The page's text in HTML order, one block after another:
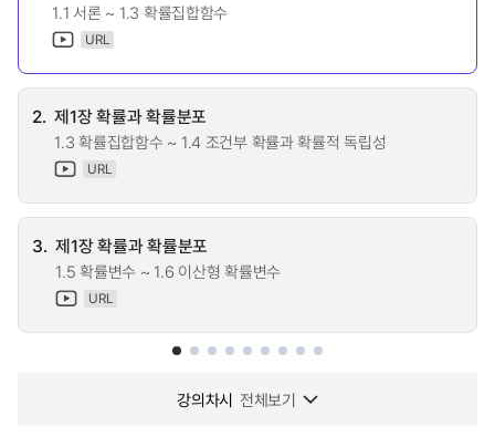
1.1 서론 ~ 1.3 확률집합함수
URL
2. 제1장 확률과 확률분포
1.3 확률집합함수 ~ 1.4 조건부 확률과 확률적 독립성
URL
3. 제1장 확률과 확률분포
1.5 확률변수 ~ 1.6 이산형 확률변수
URL
강의차시 전체보기